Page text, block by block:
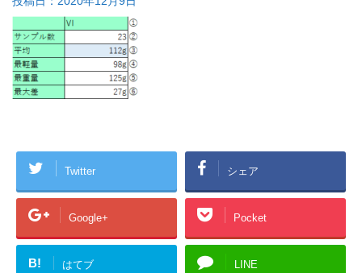
Twitter シェア
Google+ Pocket
B! はてブ LINE